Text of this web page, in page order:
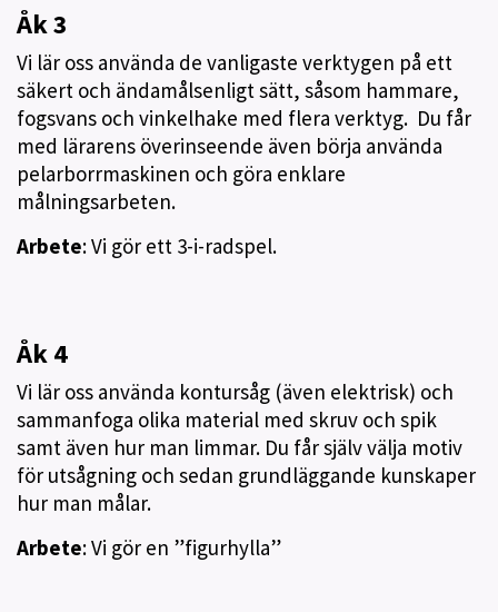
Åk 3
Vi lär oss använda de vanligaste verktygen på ett
säkert och ändamålsenligt sätt, såsom hammare,
fogsvans och vinkelhake med flera verktyg. Du får
med lärarens överinseende även börja använda
pelarborrmaskinen och göra enklare
målningsarbeten.
Arbete: Vi gör ett 3-i-radspel.
Åk 4
Vi lär oss använda kontursåg (även elektrisk) och
sammanfoga olika material med skruv och spik
samt även hur man limmar. Du får själv välja motiv
för utsågning och sedan grundläggande kunskaper
hur man målar.
Arbete: Vi gör en ”figurhylla”